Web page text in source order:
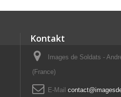
Kontakt
Images de Soldats -
(France)
E-Mail